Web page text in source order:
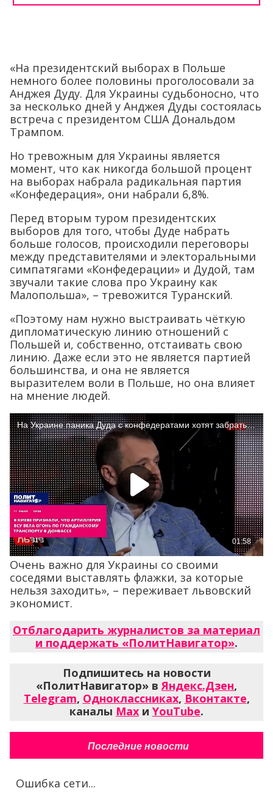
«На президентский выборах в Польше
немного более половины проголосовали за
Анджея Дуду. Для Украины судьбоносно, что
за несколько дней у Анджея Дуды состоялась
встреча с президентом США Дональдом
Трампом.
Но тревожным для Украины является
момент, что как никогда большой процент
на выборах набрала радикальная партия
«Конфедерация», они набрали 6,8%.
Перед вторым туром президентских
выборов для того, чтобы Дуде набрать
больше голосов, происходили переговоры
между представителями и электоральными
симпатягами «Конфедерации» и Дудой, там
звучали такие слова про Украину как
Малопольша», – тревожится Туранский.
«Поэтому нам нужно выстраивать чёткую
дипломатическую линию отношений с
Польшей и, собственно, отстаивать свою
линию. Даже если это не является партией
большинства, и она не является
выразителем воли в Польше, но она влияет
на мнение людей.
Очень важно для Украины со своими
соседями выставлять флажки, за которые
нельзя заходить», – переживает львовский
экономист.
Отблагодарить журналистов за материал
и поддержать «ПолитНавигатор».
Подпишитесь на новости
«ПолитНавигатор» вЯндекс.Дзен,
Telegram, Одноклассниках, Вконтакте,
каналы Max и YouTube.
Последние новости
Ошибка сети...